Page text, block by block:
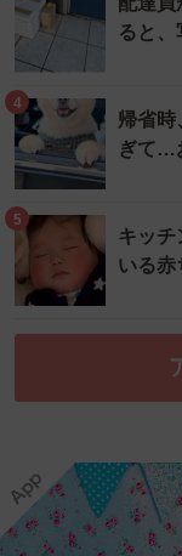
ると
4
帰省
ぎて…
5
キッ
いる